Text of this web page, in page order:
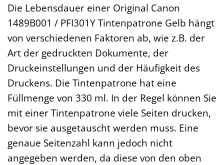
Die Lebensdauer einer Original Canon
1489B001 / PFI301Y Tintenpatrone Gelb hängt
von verschiedenen Faktoren ab, wie z.B. der
Art der gedruckten Dokumente, der
Druckeinstellungen und der Häufigkeit des
Druckens. Die Tintenpatrone hat eine
Füllmenge von 330 ml. In der Regel können Sie
mit einer Tintenpatrone viele Seiten drucken,
bevor sie ausgetauscht werden muss. Eine
genaue Seitenzahl kann jedoch nicht
angegeben werden, da diese von den oben